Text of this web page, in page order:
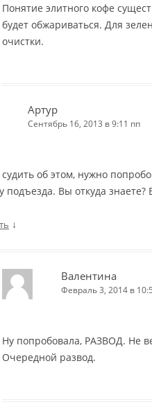
Понятие элитного кофе
будет обжариваться. Для
очистки.
Артур
Сентябрь 16, 2013 в 9:11 пп
об этом, нужно
подъезда. Вы откуда
↓
Валентина
Февраль 3, 2014 в
Ну попробовала, РАЗВОД. Не
Очередной развод.